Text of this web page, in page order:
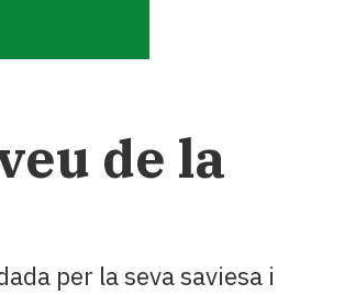
de la
per la seva saviesa i